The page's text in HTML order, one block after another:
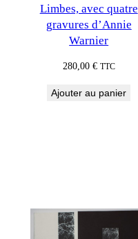
Limbes, avec quatre
gravures d’Annie
Warnier
280,00 € TTC
Ajouter au panier